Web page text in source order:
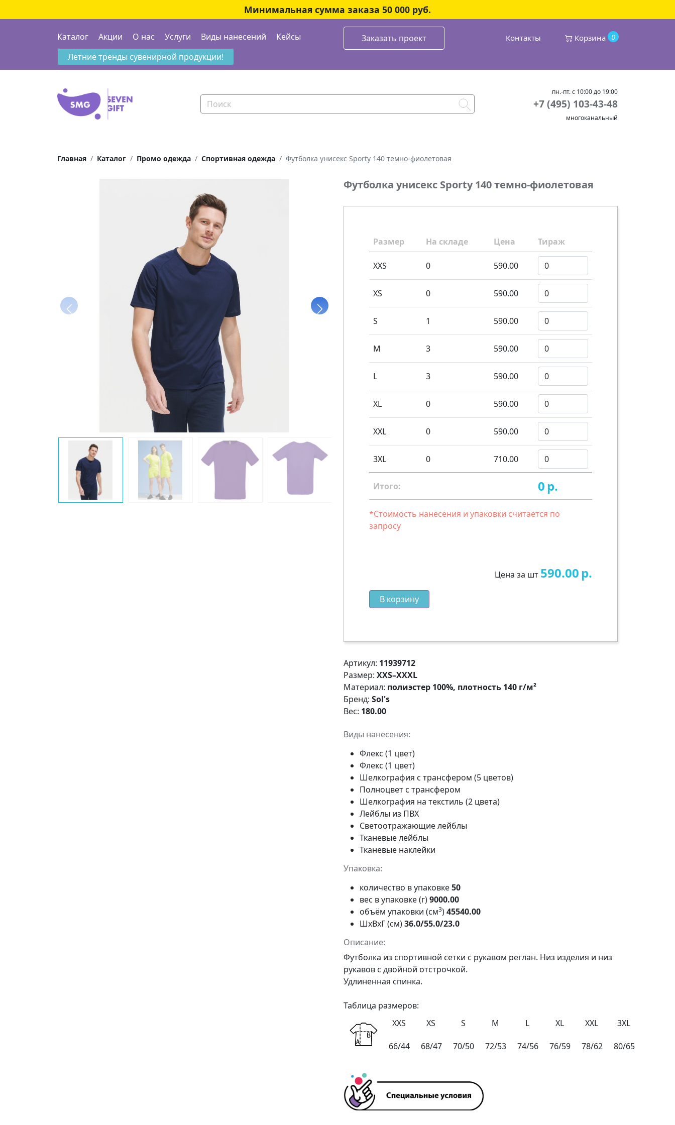
Минимальная сумма заказа 50 000 руб.
Каталог Акции О нас Услуги Виды нанесений Кейсы Заказать проект Контакты 0
Корзина
Летние тренды сувенирной продукции!
пн.-пт. с 10:00 до 19:00
+7 (495) 103-43-48
многоканальный
Главная Каталог Промо одежда Спортивная одежда Футболка унисекс Sporty 140 темно-фиолетовая
Футболка унисекс Sporty 140 темно-фиолетовая
Размер На складе Цена Тираж
XXS 0 590.00
XS 0 590.00
S 1 590.00
M 3 590.00
L 3 590.00
XL 0 590.00
XXL 0 590.00
3XL 0 710.00
Итого: 0р.
*Стоимость нанесения и упаковки считается по
запросу
Цена за шт 590.00р.
В корзину
Артикул: 11939712
Размер: XXS–XXXL
Материал: полиэстер 100%, плотность 140 г/м²
Бренд: Sol's
Вес: 180.00
Виды нанесения:
Флекс (1 цвет)
Флекс (1 цвет)
Шелкография с трансфером (5 цветов)
Полноцвет с трансфером
Шелкография на текстиль (2 цвета)
Лейблы из ПВХ
Светоотражающие лейблы
Тканевые лейблы
Тканевые наклейки
Упаковка:
количество в упаковке50
вес в упаковке (г)9000.00
объём упаковки (см3)45540.00
ШxВxГ (см)36.0/55.0/23.0
Описание:
Футболка из спортивной сетки с рукавом реглан. Низ изделия и низ
рукавов с двойной отстрочкой.
Удлиненная спинка.
Таблица размеров:
XXS
XS S M L XL XXL 3XL
66/44 68/47 70/50 72/53 74/56 76/59 78/62 80/65